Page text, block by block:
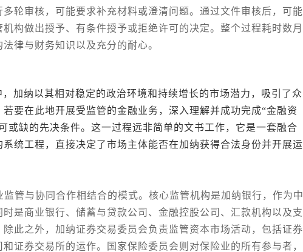
轮审核，可能要求补充材料或澄清问题。通过文件审核后，可能
构做出授予、有条件授予或拒绝许可的决定。整个过程耗时数月
律与财务知识以及充分的耐心。
纳以其相对稳定的政治环境和持续增长的市场潜力，吸引了众
要在此地开展受监管的金融业务，深入理解并成功完成“金融资
或缺的先决条件。这一过程远非简单的文书工作，它是一套融合
统工程，直接决定了市场主体能否在加纳获得合法身份并开展运
与协同合作相结合的模式。核心监管机构是加纳银行，作为中
是商业银行、储蓄与贷款公司、金融控股公司、汇款机构以及支
此之外，加纳证券交易委员会负责监管资本市场活动，包括证券
证券交易所的运作。国家保险委员会则对保险业的所有参与者，